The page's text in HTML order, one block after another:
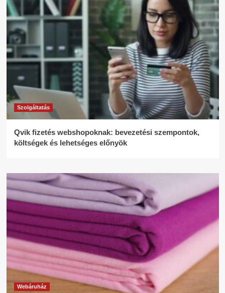
Szolgáltatás
Qvik fizetés webshopoknak: bevezetési szempontok,
költségek és lehetséges előnyök
Webáruház